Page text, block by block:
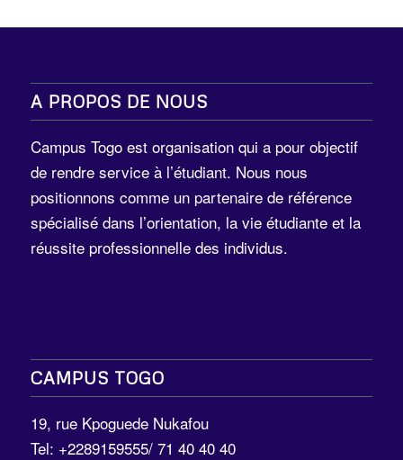
A PROPOS DE NOUS
Campus Togo est organisation qui a pour objectif
de rendre service à l’étudiant. Nous nous
positionnons comme un partenaire de référence
spécialisé dans l’orientation, la vie étudiante et la
réussite professionnelle des individus.
CAMPUS TOGO
19, rue Kpoguede Nukafou
Tel: +2289159555/ 71 40 40 40